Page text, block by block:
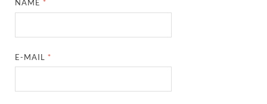
NAME *
E-MAIL *